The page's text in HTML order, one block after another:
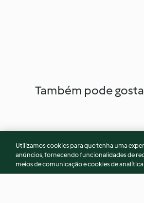
Também pode
Utilizamos cookies para que tenha uma
anúncios, fornecendo funcionalidades de
meios de comunicação e cookies de